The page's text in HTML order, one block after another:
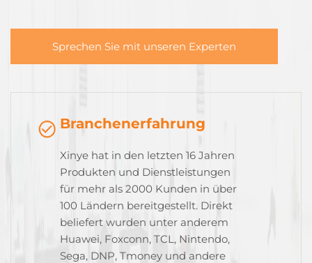
Sprechen Sie mit unseren Experten
Branchenerfahrung
Xinye hat in den letzten 16 Jahren
Produkten und Dienstleistungen
für mehr als 2000 Kunden in über
100 Ländern bereitgestellt. Direkt
beliefert wurden unter anderem
Huawei, Foxconn, TCL, Nintendo,
Sega, DNP, Tmoney und andere